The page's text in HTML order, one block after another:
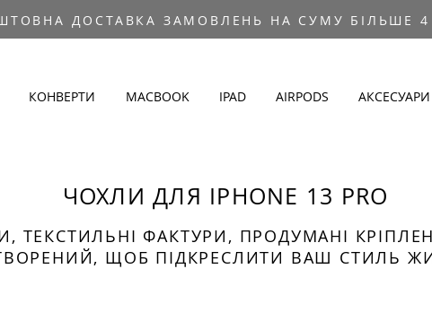
ДОСТАВКА ЗАМОВЛЕНЬ НА СУМУ БІЛЬШЕ 4
КОНВЕРТИ MACBOOK IPAD AIRPODS АКСЕСУАРИ
ЧОХЛИ ДЛЯ IPHONE 13 PRO
ТЕКСТИЛЬНІ ФАКТУРИ, ПРОДУМАНІ
ЩОБ ПІДКРЕСЛИТИ ВАШ СТИЛЬ